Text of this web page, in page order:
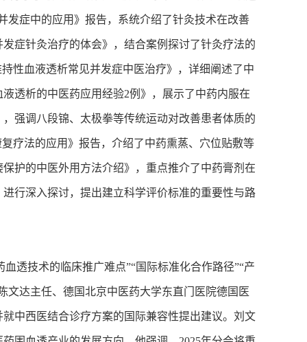
发症中的应用》报告，系统介绍了针灸技术在改善
症针灸治疗的体会》，结合案例探讨了针灸疗法的
性血液透析常见并发症中医治疗》，详细阐述了中
透析的中医药应用经验2例》，展示了中药内服在
强调八段锦、太极拳等传统运动对改善患者体质的
疗法的应用》报告，介绍了中药熏蒸、穴位贴敷等
护的中医外用方法介绍》，重点推介了中药膏剂在
行深入探讨，提出建立科学评价标准的重要性与路
技术的临床推广难点”“国际标准化合作路径”“产
文达主任、德国北京中医药大学东直门医院德国医
中西医结合诊疗方案的国际兼容性提出建议。刘文